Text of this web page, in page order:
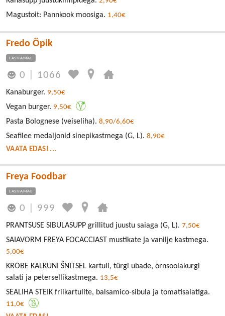
Magustoit: Pannkook moosiga. 1,40€
Fredo Öpik
LASNAMÄE
0 1066
Kanaburger. 9,50€
Vegan burger. 9,50€
Pasta Bolognese (veiseliha). 8,90/6,60€
Seafilee medaljonid sinepikastmega (G, L). 8,90€
VAATA EDASI ...
Freya Foodbar
LASNAMÄE
0 999
PRANTSUSE SIBULASUPP grillitud juustu saiaga (G, L). 7,50€
SAIAVORM FREYA FOCACCIAST mustikate ja vanilje kastmega.
5,00€
KRÕBE KALKUNI ŠNITSEL kartuli, türgi ubade, õrnsoolakurgi
salati ja petersellikastmega. 13,5€
SEALIHA STEIK friikartulite, balsamico-sibula ja tomatisalatiga.
11,0€